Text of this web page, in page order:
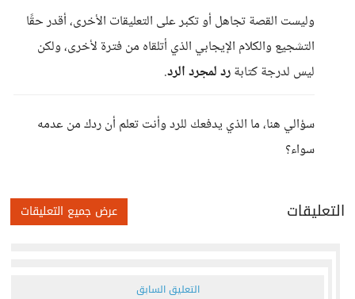
وليست القصة تجاهل أو تكبر على التعليقات الأخرى، أقدر حقًا
التشجيع والكلام الإيجابي الذي أتلقاه من فترة لأخرى، ولكن
ليس لدرجة كتابةرد لمجرد الرد.
سؤالي هنا، ما الذي يدفعك للرد وأنت تعلم أن ردك من عدمه
سواء؟
التعليقات عرض جميع التعليقات
التعليق السابق